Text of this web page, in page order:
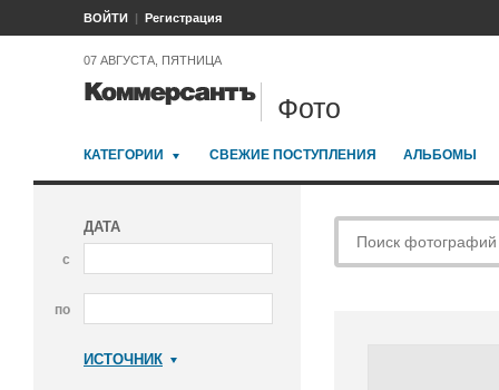
ВОЙТИ Регистрация
07 АВГУСТА, ПЯТНИЦА
Фото
КАТЕГОРИИ СВЕЖИЕ ПОСТУПЛЕНИЯ АЛЬБОМЫ
ДАТА
с
по
ИСТОЧНИК